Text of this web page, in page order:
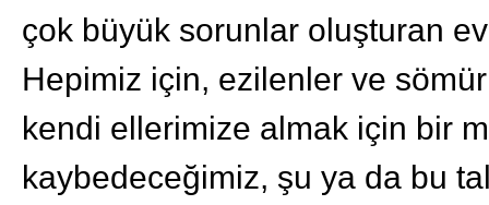
çok büyük sorunlar oluşturan
Hepimiz için, ezilenler ve
kendi ellerimize almak için bir
kaybedeceğimiz, şu ya da bu